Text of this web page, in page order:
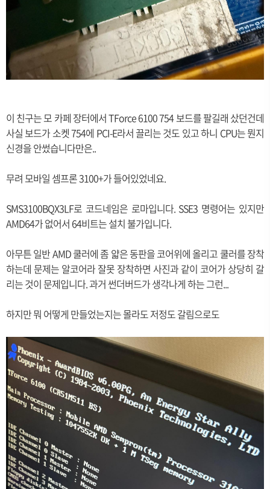
이 친구는 모 카페 장터에서 TForce 6100 754 보드를 팔길래 샀던건데
사실 보드가 소켓 754에 PCI-E라서 끌리는 것도 있고 하니 CPU는 뭔지
신경을 안썼습니다만은..
무려 모바일 셈프론 3100+가 들어있었네요.
SMS3100BQX3LF로 코드네임은 로마입니다. SSE3 명령어는 있지만
AMD64가 없어서 64비트는 설치 불가입니다.
아무튼 일반 AMD 쿨러에 좀 얇은 동판을 코어위에 올리고 쿨러를 장착
하는데 문제는 알코어라 잘못 장착하면 사진과 같이 코어가 상당히 갈
리는 것이 문제입니다. 과거 썬더버드가 생각나게 하는 그런...
하지만 뭐 어떻게 만들었는지는 몰라도 저정도 갈림으로도